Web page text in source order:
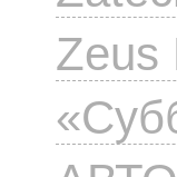
Zeus